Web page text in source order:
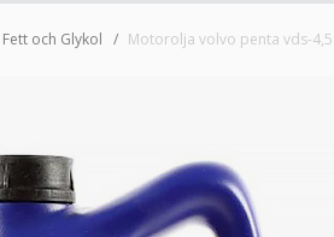
och Glykol Motorolja volvo penta vds-